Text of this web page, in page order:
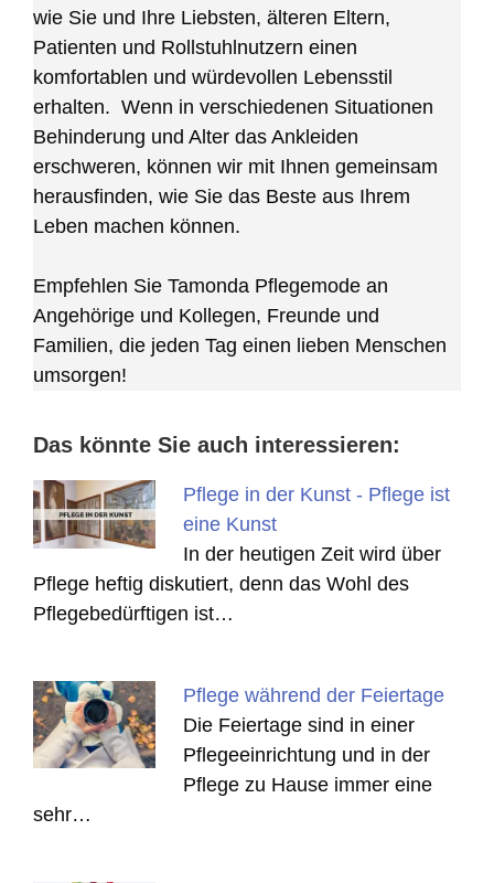
wie Sie und Ihre Liebsten, älteren Eltern,
Patienten und Rollstuhlnutzern einen
komfortablen und würdevollen Lebensstil
erhalten. Wenn in verschiedenen Situationen
Behinderung und Alter das Ankleiden
erschweren, können wir mit Ihnen gemeinsam
herausfinden, wie Sie das Beste aus Ihrem
Leben machen können.
Empfehlen Sie Tamonda Pflegemode an
Angehörige und Kollegen, Freunde und
Familien, die jeden Tag einen lieben Menschen
umsorgen!
Das könnte Sie auch interessieren:
Pflege in der Kunst - Pflege ist
eine Kunst
In der heutigen Zeit wird über
Pflege heftig diskutiert, denn das Wohl des
Pflegebedürftigen ist…
Pflege während der Feiertage
Die Feiertage sind in einer
Pflegeeinrichtung und in der
Pflege zu Hause immer eine
sehr…